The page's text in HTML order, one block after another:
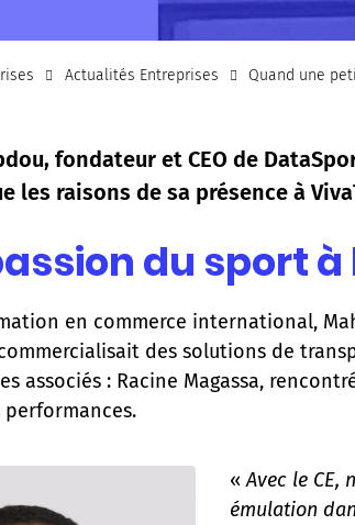
Actualités Entreprises Quand une
fondateur et CEO de
les raisons de sa présence à
du sport
en commerce international,
des solutions de
associés : Racine Magassa,
«Avec le CE,
émulation